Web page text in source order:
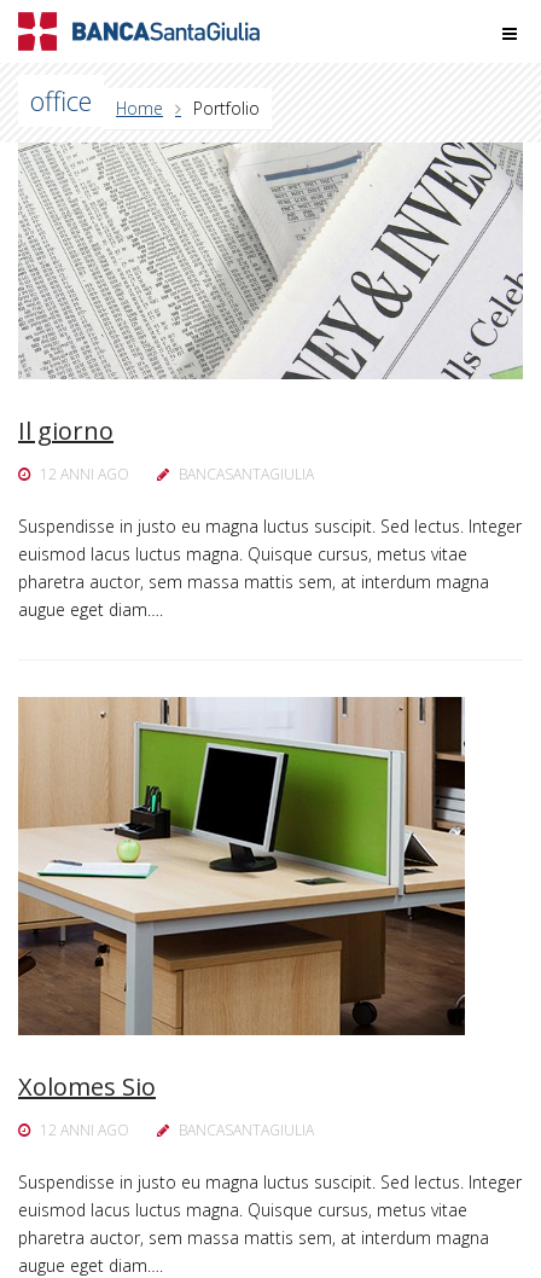
office Home Portfolio
Il giorno
12 ANNI AGO BANCASANTAGIULIA
Suspendisse in justo eu magna luctus suscipit. Sed lectus. Integer
euismod lacus luctus magna. Quisque cursus, metus vitae
pharetra auctor, sem massa mattis sem, at interdum magna
augue eget diam….
Xolomes Sio
12 ANNI AGO BANCASANTAGIULIA
Suspendisse in justo eu magna luctus suscipit. Sed lectus. Integer
euismod lacus luctus magna. Quisque cursus, metus vitae
pharetra auctor, sem massa mattis sem, at interdum magna
augue eget diam….